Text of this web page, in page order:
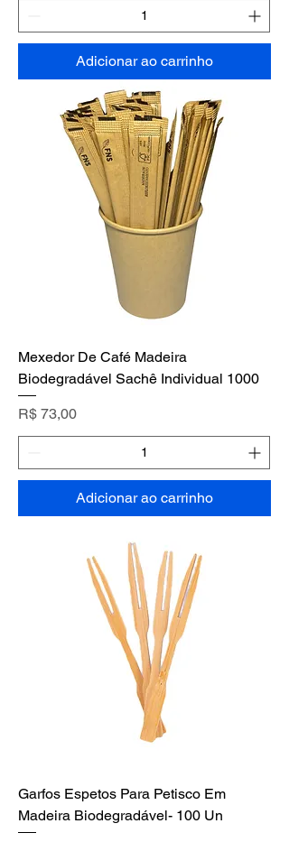
Adicionar ao carrinho
Mexedor De Café Madeira
Biodegradável Sachê Individual 1000
Preço
R$ 73,00
Adicionar ao carrinho
Garfos Espetos Para Petisco Em
Madeira Biodegradável- 100 Un